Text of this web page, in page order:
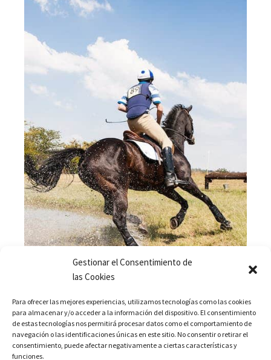
Gestionar el Consentimiento de
las Cookies
Para ofrecer las mejores experiencias, utilizamos tecnologías como las cookies
para almacenar y/o acceder a la información del dispositivo. El consentimiento
de estas tecnologías nos permitirá procesar datos como el comportamiento de
navegación o las identificaciones únicas en este sitio. No consentir o retirar el
consentimiento, puede afectar negativamente a ciertas características y
funciones.
Descubre la Historia y